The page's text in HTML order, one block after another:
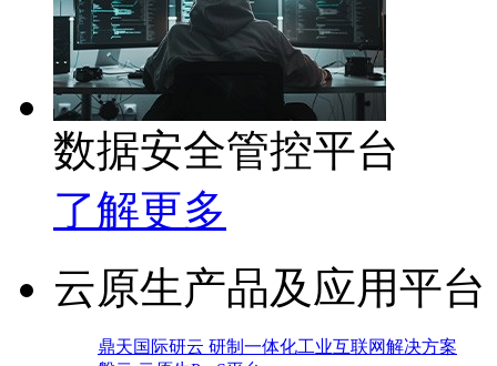
数据安全管控平台
了解更多
云原生产品及应用平台
鼎天国际研云 研制一体化工业互联网解决方案